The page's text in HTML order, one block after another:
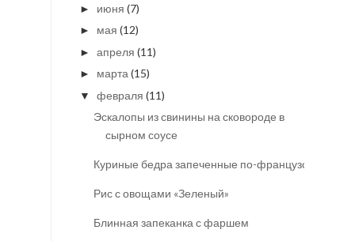
► июня (7)
► мая (12)
► апреля (11)
► марта (15)
▼ февраля (11)
Эскалопы из свинины на сковороде в
сырном соусе
Куриные бедра запеченные по-французски
Рис с овощами «Зеленый»
Блинная запеканка с фаршем